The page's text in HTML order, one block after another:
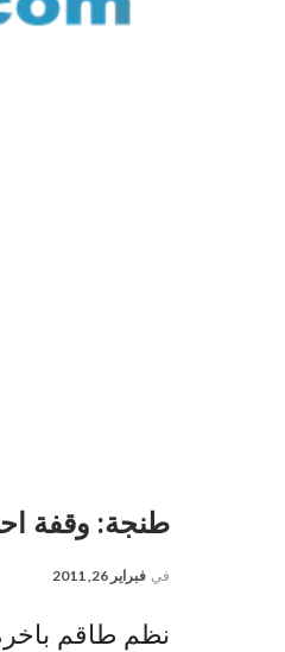
طنجة: وقفة
في فبراير 26, 2011
نظم طاقم